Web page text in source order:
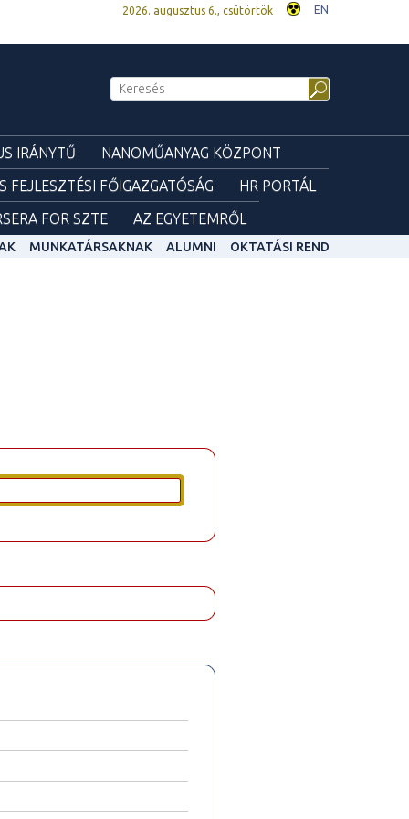
2026. augusztus 6., csütörtök EN
IRÁNYTŰ
NANOMŰANYAG KÖZPONT
FEJLESZTÉSI FŐIGAZGATÓSÁG
HR PORTÁL
FOR SZTE AZ EGYETEMRŐL
MUNKATÁRSAKNAK ALUMNI OKTATÁSI REND